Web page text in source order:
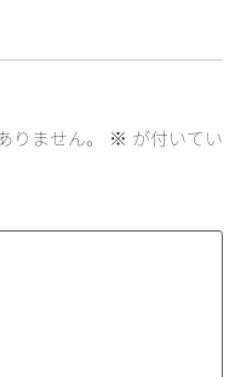
りません。 ※ が付いてい